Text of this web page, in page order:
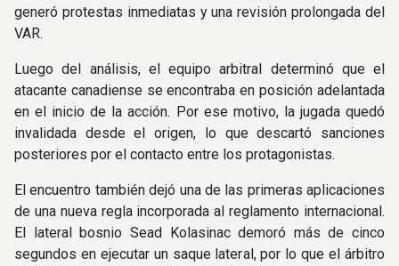
generó protestas inmediatas y una revisión prolongada del
VAR.
Luego del análisis, el equipo arbitral determinó que el
atacante canadiense se encontraba en posición adelantada
en el inicio de la acción. Por ese motivo, la jugada quedó
invalidada desde el origen, lo que descartó sanciones
posteriores por el contacto entre los protagonistas.
El encuentro también dejó una de las primeras aplicaciones
de una nueva regla incorporada al reglamento internacional.
El lateral bosnio Sead Kolasinac demoró más de cinco
segundos en ejecutar un saque lateral, por lo que el árbitro